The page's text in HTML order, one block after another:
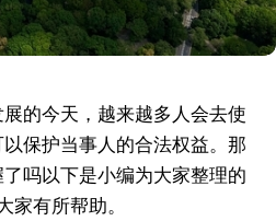
的今天，越来越多人会去使
保护当事人的合法权益。那
吗以下是小编为大家整理的
家有所帮助。